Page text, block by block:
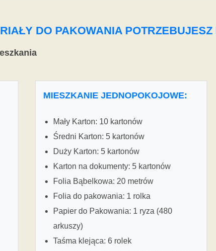
DO PAKOWANIA
MIESZKANIE JEDNOPOKOJOWE:
Mały Karton: 10 kartonów
Średni Karton: 5 kartonów
Duży Karton: 5 kartonów
Karton na dokumenty: 5 kartonów
Folia Bąbelkowa: 20 metrów
Folia do pakowania: 1 rolka
Papier do Pakowania: 1 ryza (480
arkuszy)
Taśma klejąca: 6 rolek